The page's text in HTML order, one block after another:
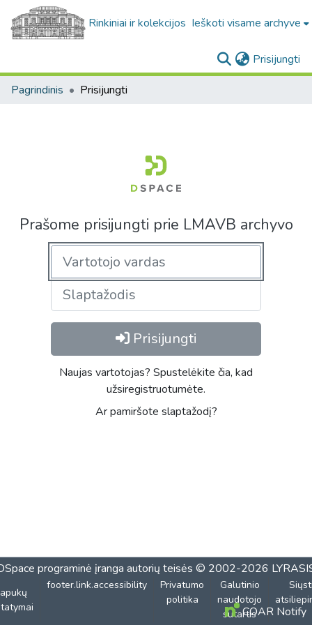
Rinkiniai ir kolekcijos Ieškoti visame archyve
Prisijungti
Pagrindinis Prisijungti
Prašome prisijungti prie LMAVB archyvo
Prisijungti
Naujas vartotojas? Spustelėkite čia, kad
užsiregistruotumėte.
Ar pamiršote slaptažodį?
programinė įranga autorių teisės © 2002-2026
footer.link.accessibility
Privatumo
politika
Galutinio
naudotojo
sutartisCOAR Notify